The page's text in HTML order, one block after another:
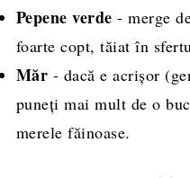
Pepene verde - merge
foarte copt, tăiat în
Măr - dacă e acrișor
puneți mai mult de o
merele făinoase.